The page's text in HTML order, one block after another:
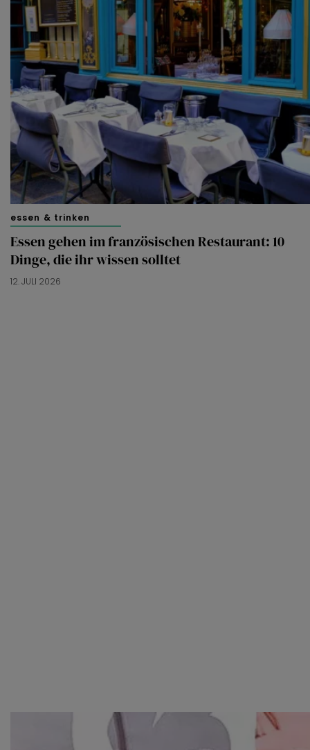
essen & trinken
Essen gehen im französischen Restaurant: 10
Dinge, die ihr wissen solltet
12. JULI 2026